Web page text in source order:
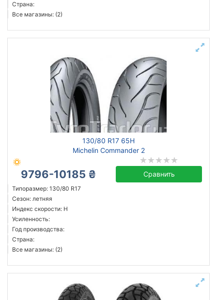
Страна:
Все магазины: (2)
130/80 R17 65H
Michelin Commander 2
9796-10185 ₴ Сравнить
Типоразмер: 130/80 R17
Сезон: летняя
Индекс скорости: H
Усиленность:
Год производства:
Страна:
Все магазины: (2)